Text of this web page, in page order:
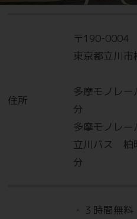
住所
〒190-0004
東京都立川
多摩モノレ
分
多摩モノレ
立川バス 柏
分
・３時間無